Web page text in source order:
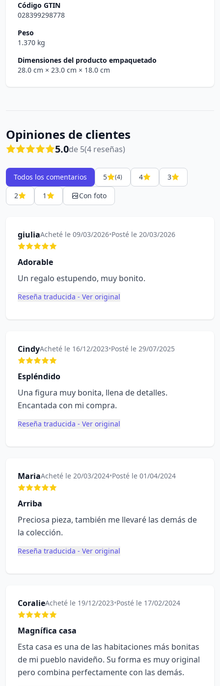
Código GTIN
028399298778
Peso
1.370 kg
Dimensiones del producto empaquetado
28.0 cm × 23.0 cm × 18.0 cm
Opiniones de clientes
5.0de 5(4 reseñas)
Todos los comentarios 5 (4) 4
3
2
1 Con foto
giuliaAcheté le 09/03/2026•Posté le 20/03/2026
Adorable
Un regalo estupendo, muy bonito.
Reseña traducida - Ver original
CindyAcheté le 16/12/2023•Posté le 29/07/2025
Espléndido
Una figura muy bonita, llena de detalles.
Encantada con mi compra.
Reseña traducida - Ver original
MariaAcheté le 20/03/2024•Posté le 01/04/2024
Arriba
Preciosa pieza, también me llevaré las demás de
la colección.
Reseña traducida - Ver original
CoralieAcheté le 19/12/2023•Posté le 17/02/2024
Magnífica casa
Esta casa es una de las habitaciones más bonitas
de mi pueblo navideño. Su forma es muy original
pero combina perfectamente con las demás.